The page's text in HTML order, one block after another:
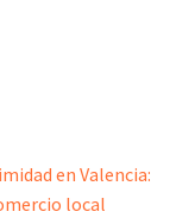
en Valencia:
local